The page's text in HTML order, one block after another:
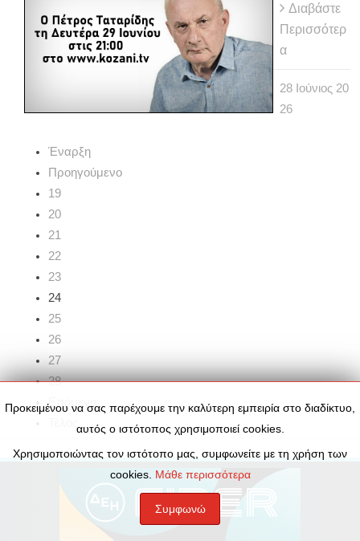
Διαβάστε
Περισσότερ
α
28 Ιούνιος 20
26
Έναρξη
Προηγούμενο
19
20
21
22
23
24
25
26
27
28
Επόμενο
Προκειμένου να σας παρέχουμε την καλύτερη εμπειρία στο διαδίκτυο,
αυτός ο ιστότοπος χρησιμοποιεί cookies.
Χρησιμοποιώντας τον ιστότοπο μας, συμφωνείτε με τη χρήση των
cookies. Μάθε περισσότερα
Συμφωνώ